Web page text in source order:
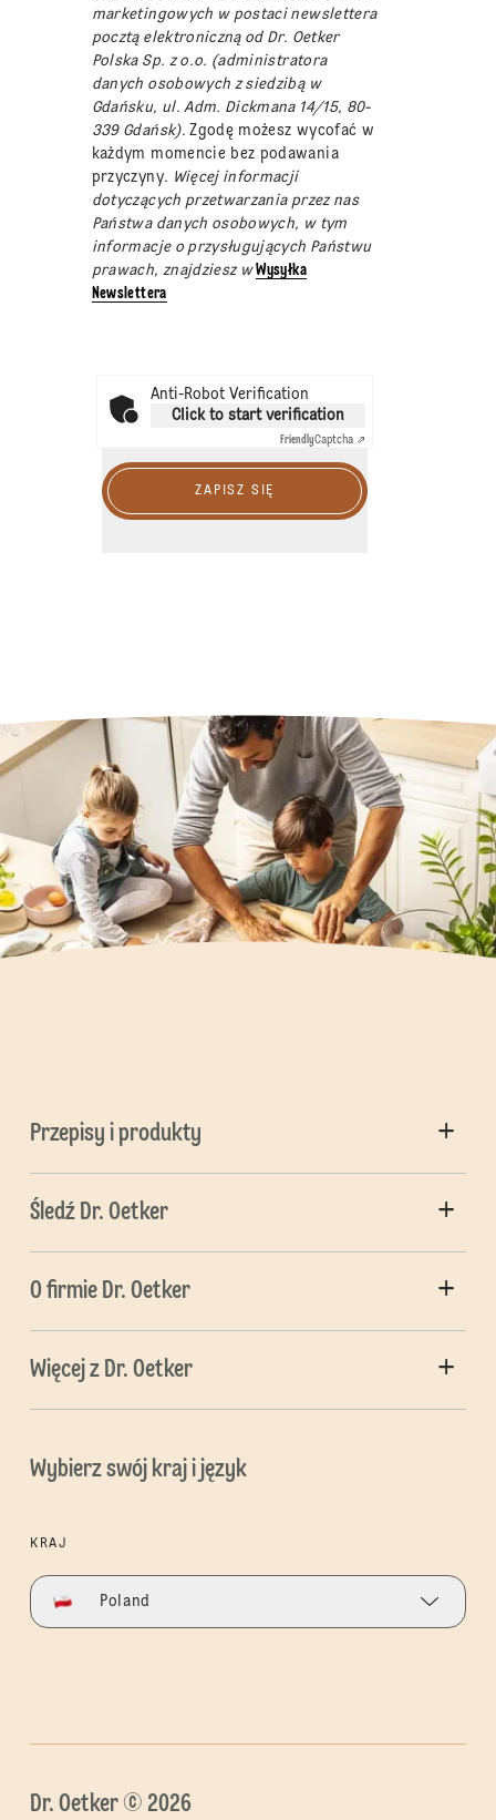
marketingowych w postaci newslettera
pocztą elektroniczną od Dr. Oetker
Polska Sp. z o.o. (administratora
danych osobowych z siedzibą w
Gdańsku, ul. Adm. Dickmana 14/15, 80-
339 Gdańsk).Zgodę możesz wycofać w
każdym momencie bez podawania
przyczyny. Więcej informacji
dotyczących przetwarzania przez nas
Państwa danych osobowych, w tym
informacje o przysługujących Państwu
prawach, znajdziesz wWysyłka
Newslettera
Anti-Robot Verification
Click to start verification
FriendlyCaptcha ⇗
ZAPISZ SIĘ
Przepisy i produkty
Śledź Dr. Oetker
O firmie Dr. Oetker
Więcej z Dr. Oetker
Wybierz swój kraj i język
KRAJ
Poland
Dr. Oetker © 2026